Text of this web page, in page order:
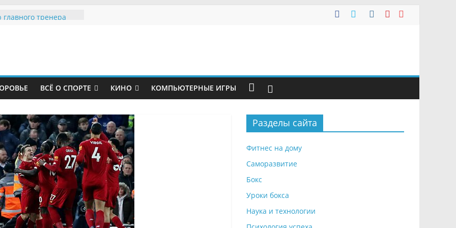
политики устроили
за судьбу
«Зенита»
травму после
ВСЁ О СПОРТЕ КИНО КОМПЬЮТЕРНЫЕ ИГРЫ
Разделы сайта
Фитнес на дому
Саморазвитие
Бокс
Уроки бокса
Наука и технологии